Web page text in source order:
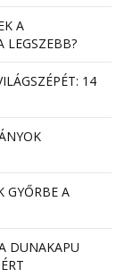
A
LEGSZEBB?
14
GYŐRBE A
DUNAKAPU